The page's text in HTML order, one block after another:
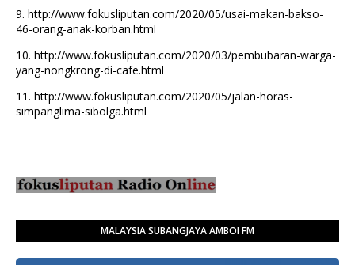
9. http://www.fokusliputan.com/2020/05/usai-makan-bakso-
46-orang-anak-korban.html
10. http://www.fokusliputan.com/2020/03/pembubaran-warga-
yang-nongkrong-di-cafe.html
11. http://www.fokusliputan.com/2020/05/jalan-horas-
simpanglima-sibolga.html
MALAYSIA SUBANGJAYA AMBOI FM